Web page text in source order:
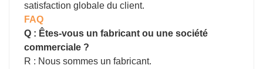
satisfaction globale du client.
FAQ
Q : Êtes-vous un fabricant ou une société
commerciale ?
R : Nous sommes un fabricant.